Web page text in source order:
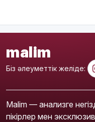
malim
Біз әлеуметтік желіде:
Malim — анализге
пікірлер мен